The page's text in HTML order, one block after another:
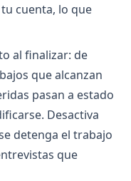
cuenta, lo que
al finalizar: de
que alcanzan
pasan a estado
Desactiva
detenga el trabajo
que